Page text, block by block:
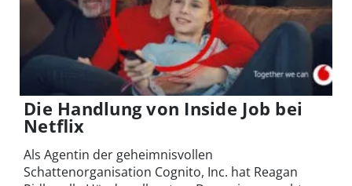
Die Handlung von Inside Job bei
Netflix
Als Agentin der geheimnisvollen
Schattenorganisation Cognito, Inc. hat Reagan